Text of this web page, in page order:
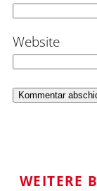
Website
WEITERE